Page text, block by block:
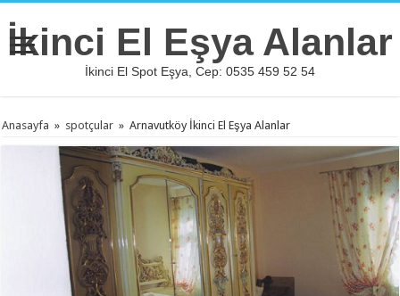
İkinci El Eşya Alanlar
İkinci El Spot Eşya, Cep: 0535 459 52 54
Anasayfa » spotçular » Arnavutköy İkinci El Eşya Alanlar